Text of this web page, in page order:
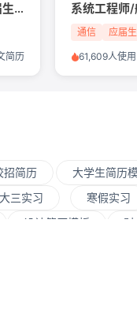
初级测试工程师/游戏行业/应届生简历模板
简历
通信 应届生
61,609人使用
招简历 大学生简历
大三实习 寒假实习
设计简历模板